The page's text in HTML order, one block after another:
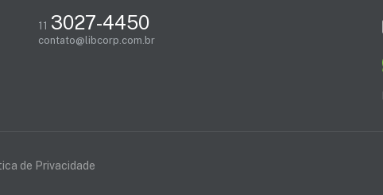
11 3027-4450
contato@libcorp.com.br
de Privacidade